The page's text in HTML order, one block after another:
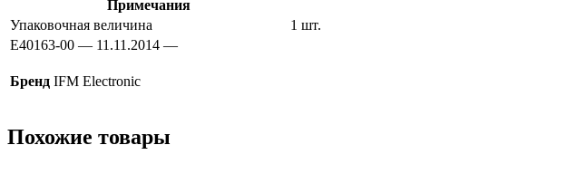
Примечания
Упаковочная величина
1 шт.
E40163-00 — 11.11.2014 —
Бренд IFM Electronic
Похожие товары